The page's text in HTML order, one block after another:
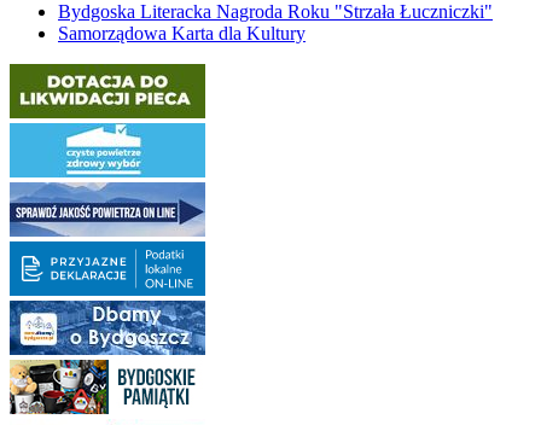
Bydgoska Literacka Nagroda Roku "Strzała Łuczniczki"
Samorządowa Karta dla Kultury